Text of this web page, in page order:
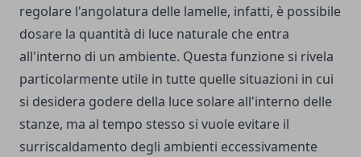
regolare l'angolatura delle lamelle, infatti, è possibile
dosare la quantità di luce naturale che entra
all'interno di un ambiente. Questa funzione si rivela
particolarmente utile in tutte quelle situazioni in cui
si desidera godere della luce solare all'interno delle
stanze, ma al tempo stesso si vuole evitare il
surriscaldamento degli ambienti eccessivamente